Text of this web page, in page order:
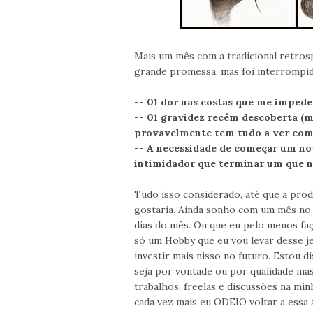
Mais um mês com a tradicional
grande promessa, mas foi
-- 01 dor nas costas que me
-- 01 gravidez recém descoberta
provavelmente tem tudo a ver com
-- A necessidade de começar um
intimidador que terminar um que
Tudo isso considerado, até que a
gostaria. Ainda sonho com um mês
dias do mês. Ou que eu pelo menos
só um Hobby que eu vou levar desse
investir mais nisso no futuro. Estou
seja por vontade ou por qualidade
trabalhos, freelas e discussões na
cada vez mais eu ODEIO voltar a